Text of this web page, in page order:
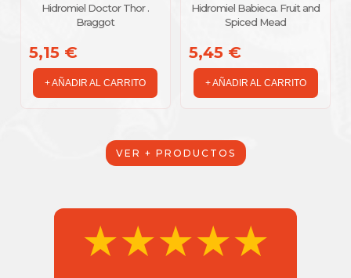
Hidromiel Doctor Thor .
Braggot
5,15 €
+ AÑADIR AL CARRITO
Hidromiel Babieca. Fruit and
Spiced Mead
5,45 €
+ AÑADIR AL CARRITO
VER + PRODUCTOS
★★★★★